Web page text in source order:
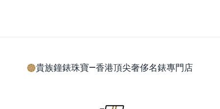
貴族鐘錶珠寶—香港頂尖奢侈名錶專門店